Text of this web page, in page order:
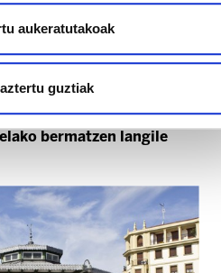
aukeratutakoak
guztiak
ez delako lanaldia
bermatzen langile